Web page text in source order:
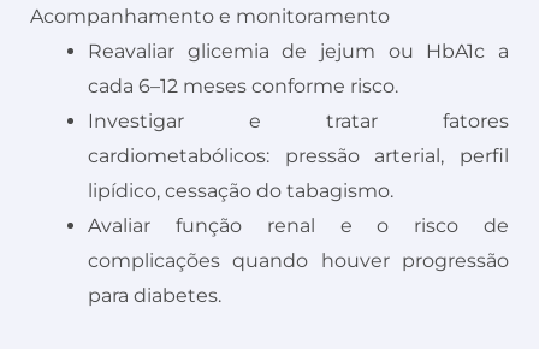
Acompanhamento e monitoramento
Reavaliar glicemia de jejum ou HbA1c a
cada 6–12 meses conforme risco.
Investigar e tratar fatores
cardiometabólicos: pressão arterial, perfil
lipídico, cessação do tabagismo.
Avaliar função renal e o risco de
complicações quando houver progressão
para diabetes.